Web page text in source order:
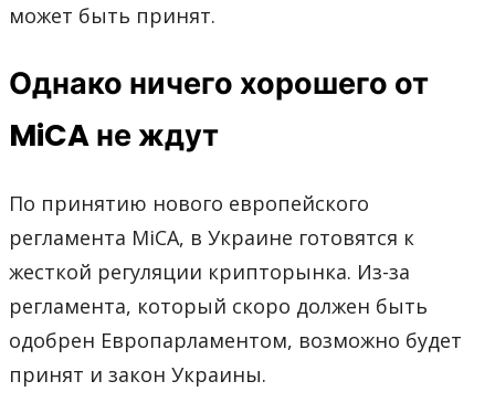
может быть принят.
Однако ничего хорошего от
MiCA не ждут
По принятию нового европейского
регламента MiCA, в Украине готовятся к
жесткой регуляции крипторынка. Из-за
регламента, который скоро должен быть
одобрен Европарламентом, возможно будет
принят и закон Украины.